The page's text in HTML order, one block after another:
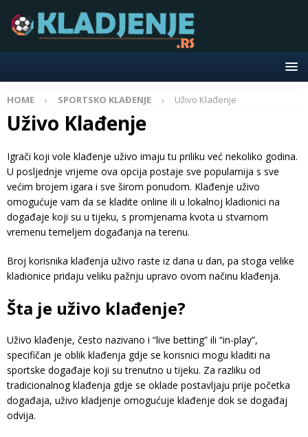
HOME SPORTSKO KLAĐENJE Uživo Klađenje
Uživo Klađenje
Igrači koji vole klađenje uživo imaju tu priliku već nekoliko godina.
U posljednje vrijeme ova opcija postaje sve popularnija s sve
većim brojem igara i sve širom ponudom. Klađenje uživo
omogućuje vam da se kladite online ili u lokalnoj kladionici na
događaje koji su u tijeku, s promjenama kvota u stvarnom
vremenu temeljem događanja na terenu.
Broj korisnika klađenja uživo raste iz dana u dan, pa stoga velike
kladionice pridaju veliku pažnju upravo ovom načinu klađenja.
Šta je uživo klađenje?
Uživo klađenje, često nazivano i “live betting” ili “in-play”,
specifičan je oblik klađenja gdje se korisnici mogu kladiti na
sportske događaje koji su trenutno u tijeku. Za razliku od
tradicionalnog klađenja gdje se oklade postavljaju prije početka
događaja, uživo kladjenje omogućuje klađenje dok se događaj
odvija.